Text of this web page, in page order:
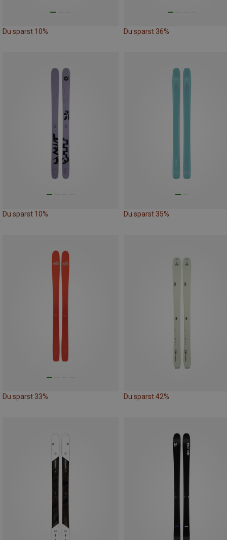
Du sparst 10% Du sparst 36%
Du sparst 10% Du sparst 35%
Du sparst 33% Du sparst 42%